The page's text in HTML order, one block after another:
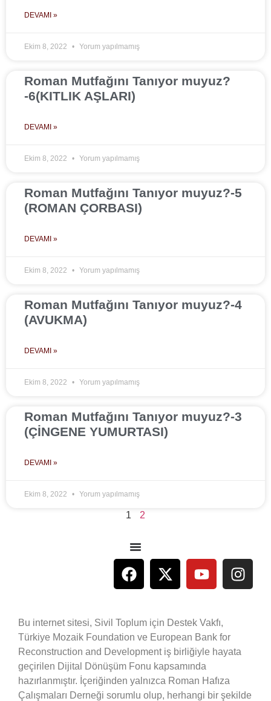
DEVAMI »
Ekim 8, 2022 Yorum yapılmamış
Roman Mutfağını Tanıyor muyuz?
-6(KITLIK AŞLARI)
DEVAMI »
Ekim 8, 2022 Yorum yapılmamış
Roman Mutfağını Tanıyor muyuz?-5
(ROMAN ÇORBASI)
DEVAMI »
Ekim 8, 2022 Yorum yapılmamış
Roman Mutfağını Tanıyor muyuz?-4
(AVUKMA)
DEVAMI »
Ekim 8, 2022 Yorum yapılmamış
Roman Mutfağını Tanıyor muyuz?-3
(ÇİNGENE YUMURTASI)
DEVAMI »
Ekim 8, 2022 Yorum yapılmamış
1 2
Bu internet sitesi, Sivil Toplum için Destek Vakfı,
Türkiye Mozaik Foundation ve European Bank for
Reconstruction and Development iş birliğiyle hayata
geçirilen Dijital Dönüşüm Fonu kapsamında
hazırlanmıştır. İçeriğinden yalnızca Roman Hafıza
Çalışmaları Derneği sorumlu olup, herhangi bir şekilde